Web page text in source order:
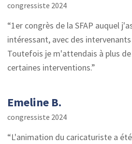
congressiste 2024
1er congrès de la SFAP auquel
intéressant, avec des
Toutefois je m'attendais à plus
certaines interventions.
Emeline B.
congressiste 2024
L'animation du caricaturiste a